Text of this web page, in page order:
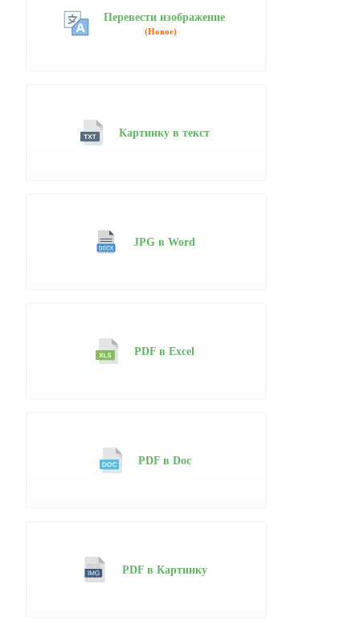
Перевести изображение
(Новое)
Картинку в текст
JPG в Word
PDF в Excel
PDF в Doc
PDF в Картинку